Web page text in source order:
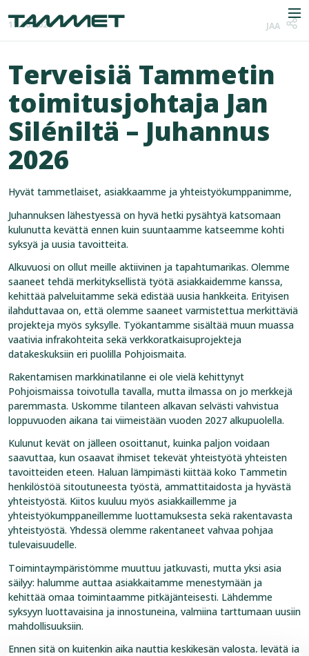
Yritys
Toimialat
Tuotteet
Referenssit
Uutiset
Yhteystiedot
17.06.2026 JAA
Terveisiä Tammetin
toimitusjohtaja Jan
Siléniltä – Juhannus
2026
Hyvät tammetlaiset, asiakkaamme ja yhteistyökumppanimme,
Juhannuksen lähestyessä on hyvä hetki pysähtyä katsomaan
kulunutta kevättä ennen kuin suuntaamme katseemme kohti
syksyä ja uusia tavoitteita.
Alkuvuosi on ollut meille aktiivinen ja tapahtumarikas. Olemme
saaneet tehdä merkityksellistä työtä asiakkaidemme kanssa,
kehittää palveluitamme sekä edistää uusia hankkeita. Erityisen
ilahduttavaa on, että olemme saaneet varmistettua merkittäviä
projekteja myös syksylle. Työkantamme sisältää muun muassa
vaativia infrakohteita sekä verkkoratkaisuprojekteja
datakeskuksiin eri puolilla Pohjoismaita.
Rakentamisen markkinatilanne ei ole vielä kehittynyt
Pohjoismaissa toivotulla tavalla, mutta ilmassa on jo merkkejä
paremmasta. Uskomme tilanteen alkavan selvästi vahvistua
loppuvuoden aikana tai viimeistään vuoden 2027 alkupuolella.
Kulunut kevät on jälleen osoittanut, kuinka paljon voidaan
saavuttaa, kun osaavat ihmiset tekevät yhteistyötä yhteisten
tavoitteiden eteen. Haluan lämpimästi kiittää koko Tammetin
henkilöstöä sitoutuneesta työstä, ammattitaidosta ja hyvästä
yhteistyöstä. Kiitos kuuluu myös asiakkaillemme ja
yhteistyökumppaneillemme luottamuksesta sekä rakentavasta
yhteistyöstä. Yhdessä olemme rakentaneet vahvaa pohjaa
tulevaisuudelle.
Toimintaympäristömme muuttuu jatkuvasti, mutta yksi asia
säilyy: halumme auttaa asiakkaitamme menestymään ja
kehittää omaa toimintaamme pitkäjänteisesti. Lähdemme
syksyyn luottavaisina ja innostuneina, valmiina tarttumaan uusiin
mahdollisuuksiin.
Ennen sitä on kuitenkin aika nauttia keskikesän valosta, levätä ja